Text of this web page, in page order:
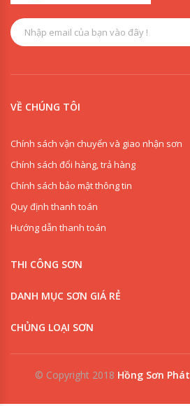
VỀ CHÚNG TÔI
Chính sách vận chuyển và giao nhận sơn
Chính sách đổi hàng, trả hàng
Chính sách bảo mật thông tin
Quy định thanh toán
Hướng dẫn thanh toán
THI CÔNG SƠN
DANH MỤC SƠN GIÁ RẺ
CHỦNG LOẠI SƠN
© Copyright 2018 Hồng Sơn Phát